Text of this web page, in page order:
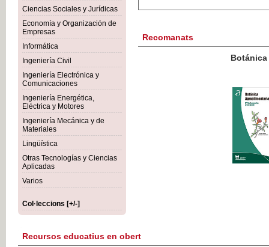
Ciencias Sociales y Jurídicas
Economía y Organización de
Empresas
Informática
Ingeniería Civil
Ingeniería Electrónica y
Comunicaciones
Ingeniería Energética,
Eléctrica y Motores
Ingeniería Mecánica y de
Materiales
Lingüística
Otras Tecnologías y Ciencias
Aplicadas
Varios
Col·leccions [+/-]
Recomanats
Botánica Agroalimentaria
IVA
Recursos educatius en obert